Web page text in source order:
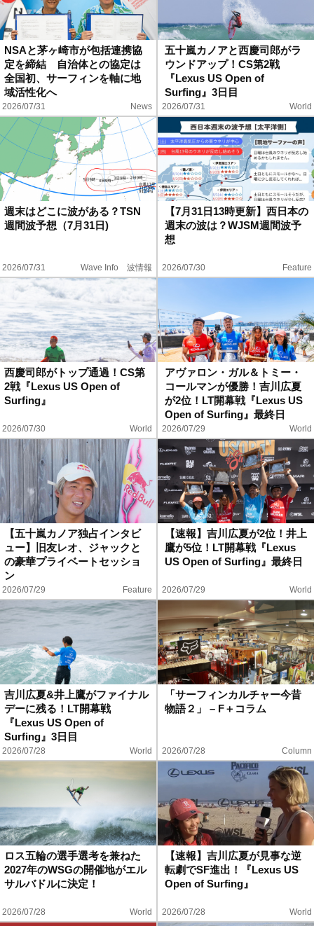
NSAと茅ヶ崎市が包括連携協
定を締結 自治体との協定は
全国初、サーフィンを軸に地
域活性化へ
2026/07/31 News
五十嵐カノアと西慶司郎がラ
ウンドアップ！CS第2戦
『Lexus US Open of
Surfing』3日目
2026/07/31 World
週末はどこに波がある？TSN
週間波予想（7月31日)
2026/07/31 Wave Info 波情報
【7月31日13時更新】西日本の
週末の波は？WJSM週間波予
想
2026/07/30 Feature
西慶司郎がトップ通過！CS第
2戦『Lexus US Open of
Surfing』
2026/07/30 World
アヴァロン・ガル＆トミー・
コールマンが優勝！吉川広夏
が2位！LT開幕戦『Lexus US
Open of Surfing』最終日
2026/07/29 World
【五十嵐カノア独占インタビ
ュー】旧友レオ、ジャックと
の豪華プライベートセッショ
ン
2026/07/29 Feature
【速報】吉川広夏が2位！井上
鷹が5位！LT開幕戦『Lexus
US Open of Surfing』最終日
2026/07/29 World
吉川広夏&井上鷹がファイナル
デーに残る！LT開幕戦
『Lexus US Open of
Surfing』3日目
2026/07/28 World
「サーフィンカルチャー今昔
物語２」 – F＋コラム
2026/07/28 Column
ロス五輪の選手選考を兼ねた
2027年のWSGの開催地がエル
サルバドルに決定！
2026/07/28 World
【速報】吉川広夏が見事な逆
転劇でSF進出！『Lexus US
Open of Surfing』
2026/07/28 World